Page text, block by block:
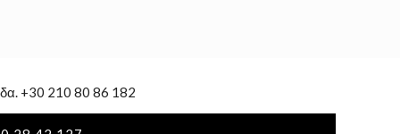
+30 210 80 86 182